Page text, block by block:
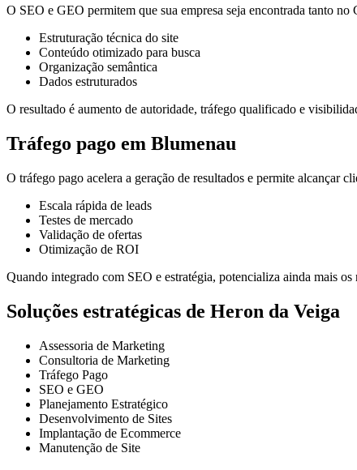
O SEO e GEO permitem que sua empresa seja encontrada tanto
Estruturação técnica do site
Conteúdo otimizado para busca
Organização semântica
Dados estruturados
O resultado é aumento de autoridade, tráfego qualificado e
Tráfego pago em Blumenau
O tráfego pago acelera a geração de resultados e permite alcançar
Escala rápida de leads
Testes de mercado
Validação de ofertas
Otimização de ROI
Quando integrado com SEO e estratégia, potencializa ainda mais os
Soluções estratégicas de Heron da Veiga
Assessoria de Marketing
Consultoria de Marketing
Tráfego Pago
SEO e GEO
Planejamento Estratégico
Desenvolvimento de Sites
Implantação de Ecommerce
Manutenção de Site